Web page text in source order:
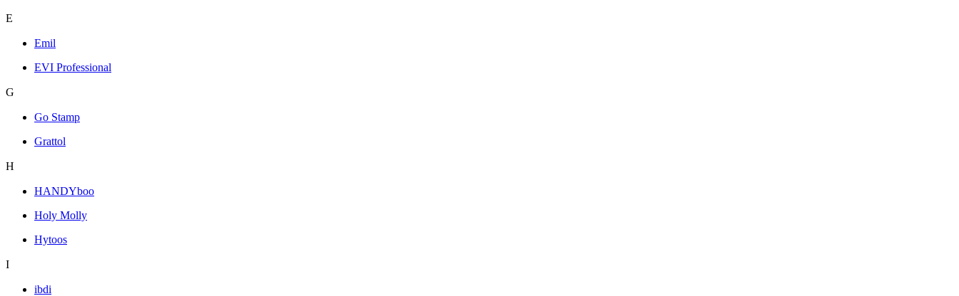
E
Emil
EVI Professional
G
Go Stamp
Grattol
H
HANDYboo
Holy Molly
Hytoos
I
ibdi